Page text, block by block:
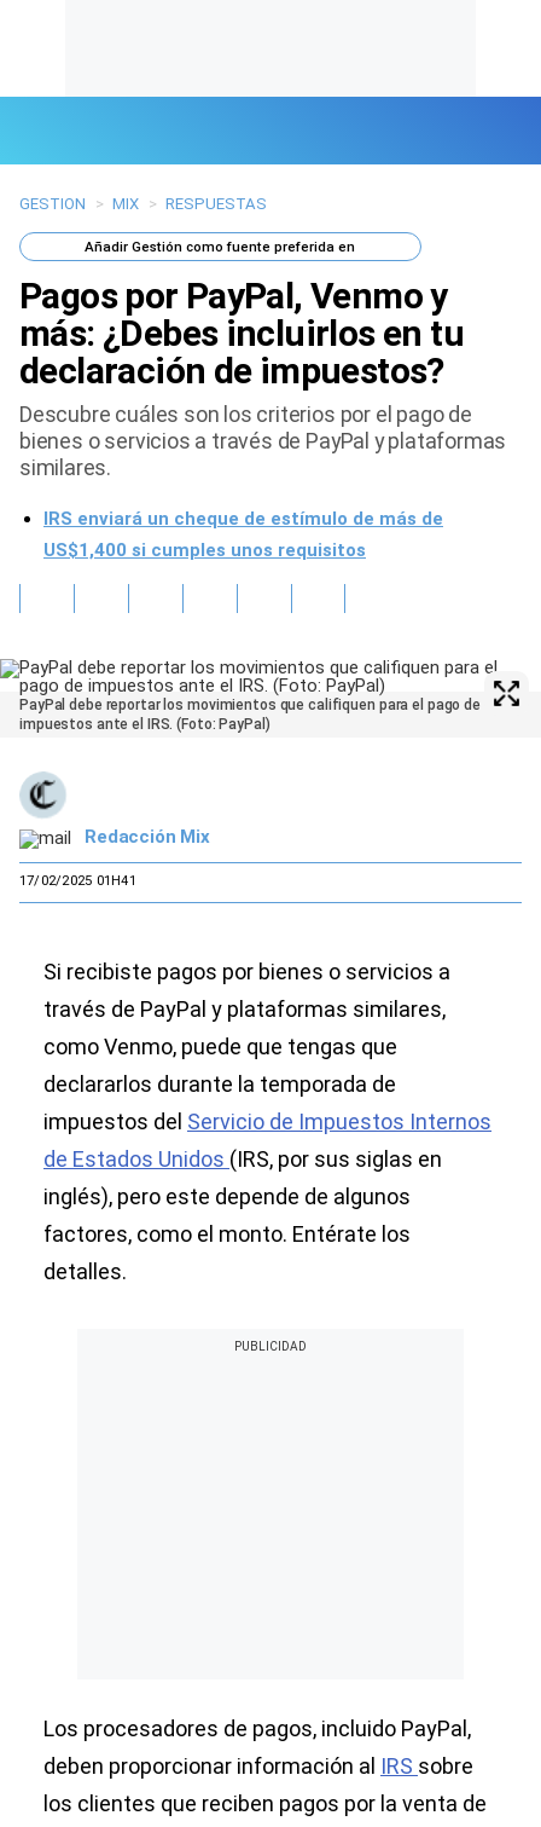
Últimas Noticias
Mi Bolsillo
Respuestas
Gente
Vida Laboral
Sports
GESTION > MIX > RESPUESTAS
AñadirGestión como fuente preferida en
Pagos por PayPal, Venmo y
más: ¿Debes incluirlos en tu
declaración de impuestos?
Descubre cuáles son los criterios por el pago de
bienes o servicios a través de PayPal y plataformas
similares.
IRS enviará un cheque de estímulo de más de
US$1,400 si cumples unos requisitos
PayPal debe reportar los movimientos que califiquen para el pago de
impuestos ante el IRS. (Foto: PayPal)
Redacción Mix
17/02/2025 01H41
Si recibiste pagos por bienes o servicios a
través de PayPal y plataformas similares,
como Venmo, puede que tengas que
declararlos durante la temporada de
impuestos del Servicio de Impuestos Internos
de Estados Unidos (IRS, por sus siglas en
inglés), pero este depende de algunos
factores, como el monto. Entérate los
detalles.
Los procesadores de pagos, incluido PayPal,
deben proporcionar información al IRS sobre
los clientes que reciben pagos por la venta de